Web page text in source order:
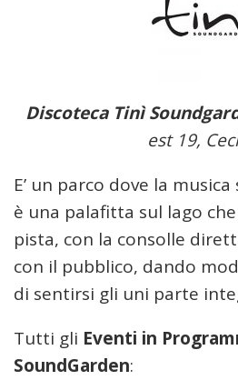
Discoteca Tinì
est 19,
E’ un parco dove la
è una palafitta sul lago
pista, con la consolle
con il pubblico, dando
di sentirsi gli uni parte
Tutti gli Eventi in
SoundGarden: